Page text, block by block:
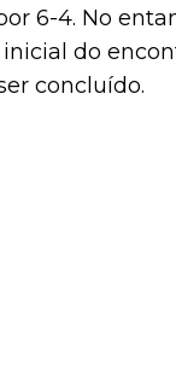
6-4. No
do
concluído.